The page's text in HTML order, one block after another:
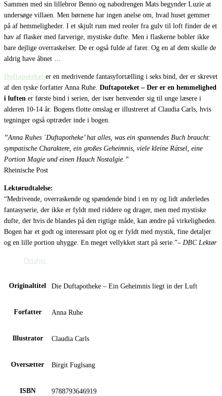
Sammen med sin lillebror Benno og nabodrengen Mats begynder Luzie at
undersøge villaen. Men børnene har ingen anelse om, hvad huset gemmer
på af hemmeligheder. I et skjult rum med reoler fra gulv til loft finder de et
hav af flasker med farverige, mystiske dufte. Men i flaskerne bobler ikke
bare dejlige overraskelser. De er også fulde af farer. Og en af dem skulle de
aldrig have åbnet …
Duftapoteket er en medrivende fantasyfortælling i seks bind, der er skrevet
af den tyske forfatter Anna Ruhe. Duftapoteket – Der er en hemmelighed
i luften er første bind i serien, der især henvender sig til unge læsere i
alderen 10-14 år. Bogens flotte omslag er illustreret af Claudia Carls, hvis
tegninger også optræder inde i bogen.
”Anna Ruhes ´Duftapotheke’ hat alles, was ein spannendes Buch braucht:
sympatische Charaktere, ein großes Geheimnis, viele kleine Rätsel, eine
Portion Magie und einen Hauch Nostalgie.”
Rheinische Post
Lektørudtalelse:
“Medrivende, overraskende og spændende bind i en ny og lidt anderledes
fantasyserie, der ikke er fyldt med riddere og drager, men med mystiske
dufte, der hvis de blandes på den rigtige måde, kan ændre på virkeligheden.
Bogen har et godt og interessant plot og er fyldt med mystik, fine detaljer
og en lille portion uhygge. En meget vellykket start på serie.”– DBC Lektør
Detaljer
Originaltitel Die Duftapotheke – Ein Geheimnis liegt in der Luft
Forfatter Anna Ruhe
Illustrator Claudia Carls
Oversætter Birgit Fuglsang
ISBN 9788793646919